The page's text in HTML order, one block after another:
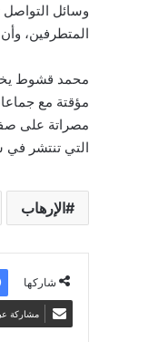
وسائل
المتطرفين،
محمد قشوط
مؤقتة مع
مصراتة على
التي تنتشر في
الإرهاب
شاركها
مشاركة